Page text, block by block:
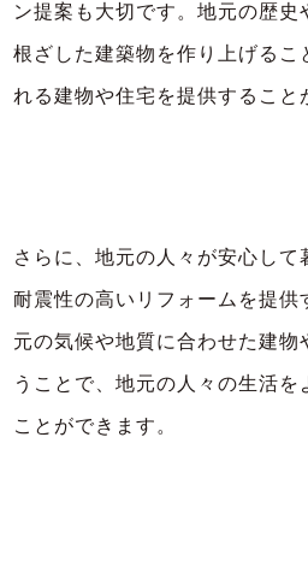
ン提案も大切です。地元の歴史
根ざした建築物を作り上げるこ
れる建物や住宅を提供すること
さらに、地元の人々が安心し
耐震性の高いリフォームを提供
元の気候や地質に合わせた建物
うことで、地元の人々の生活を
ことができます。